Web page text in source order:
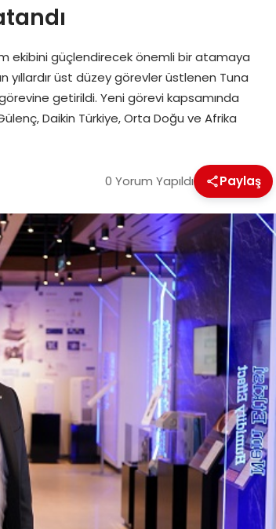
ekibini güçlendirecek önemli bir atamaya
yıllardır üst düzey görevler üstlenen Tuna
görevine getirildi. Yeni görevi kapsamında
Daikin Türkiye, Orta Doğu ve Afrika
0 Yorum Yapıldı Paylaş